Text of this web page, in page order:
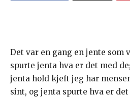
Det var en gang en jente som
spurte jenta hva er det med
jenta hold kjeft jeg har
sint, og jenta spurte hva er det